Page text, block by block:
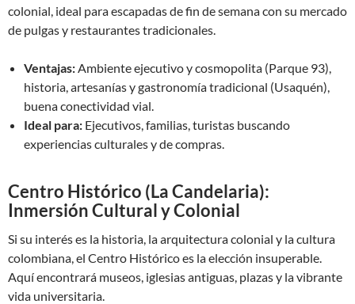
colonial, ideal para escapadas de fin de semana con su mercado
de pulgas y restaurantes tradicionales.
Ventajas:Ambiente ejecutivo y cosmopolita (Parque 93),
historia, artesanías y gastronomía tradicional (Usaquén),
buena conectividad vial.
Ideal para: Ejecutivos, familias, turistas buscando
experiencias culturales y de compras.
Centro Histórico (La Candelaria):
Inmersión Cultural y Colonial
Si su interés es la historia, la arquitectura colonial y la cultura
colombiana, el Centro Histórico es la elección insuperable.
Aquí encontrará museos, iglesias antiguas, plazas y la vibrante
vida universitaria.